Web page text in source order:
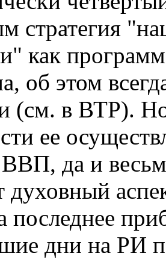
стратегия
как
об этом
(см. в ВТР).
ее
да и
духовный
последнее
дни на РИ